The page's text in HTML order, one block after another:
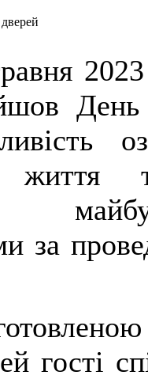
День
за
гості